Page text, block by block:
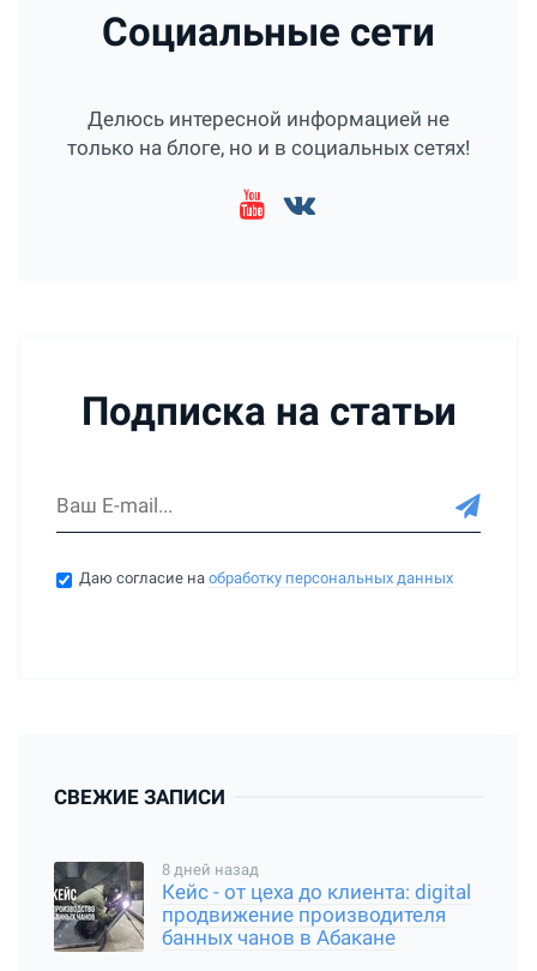
Социальные сети
Делюсь интересной информацией не
только на блоге, но и в социальных сетях!
Подписка на статьи
Даю согласие наобработку персональных данных
СВЕЖИЕ ЗАПИСИ
8 дней назад
Кейс - от цеха до клиента: digital
продвижение производителя
банных чанов в Абакане